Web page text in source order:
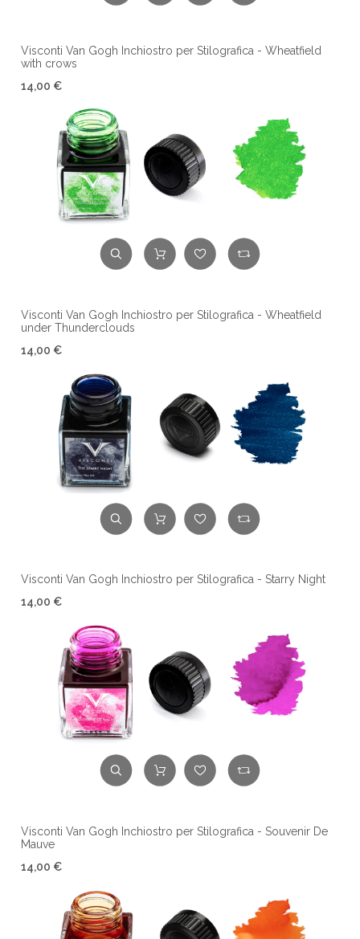
Visconti Van Gogh Inchiostro per Stilografica - Wheatfield
with crows
14,00 €
Visconti Van Gogh Inchiostro per Stilografica - Wheatfield
under Thunderclouds
14,00 €
Visconti Van Gogh Inchiostro per Stilografica - Starry Night
14,00 €
Visconti Van Gogh Inchiostro per Stilografica - Souvenir De
Mauve
14,00 €